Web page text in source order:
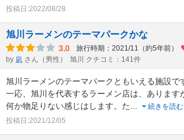
投稿日:2022/08/28
旭川ラーメンのテーマパークかな
3.0 旅行時期：2021/11（約5年前）
by 凪 さん（男性） 旭川 クチコミ：141件
旭川ラーメンのテーマパークともいえる施設で
一応、旭川を代表するラーメン店は、あります
何か物足りない感じはします。た...
続きを読む
投稿日:2021/12/05